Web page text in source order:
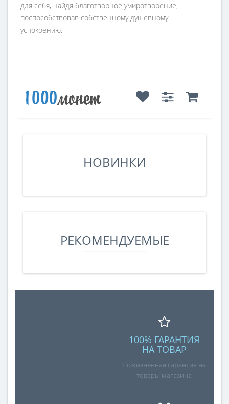
для себя, найдя благотворное умиротворение,
поспособствовав собственному душевному
успокоению.
НОВИНКИ
РЕКОМЕНДУЕМЫЕ
100% ГАРАНТИЯ
НА ТОВАР
Пожизненная гарантия на
товары магазина